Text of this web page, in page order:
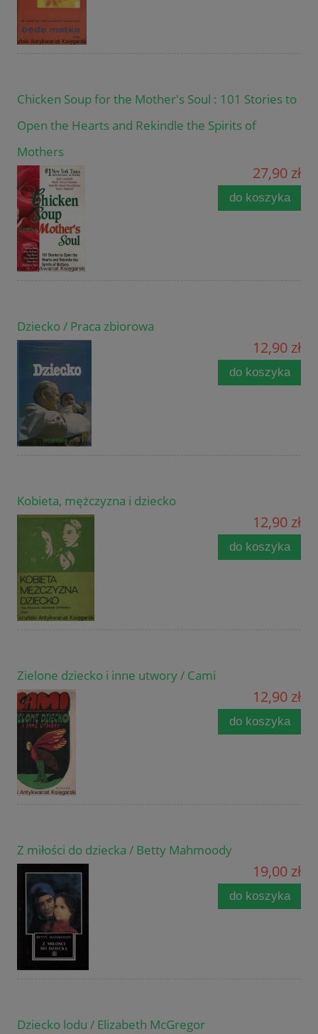
Chicken Soup for the Mother's Soul : 101 Stories to
Open the Hearts and Rekindle the Spirits of
Mothers
27,90 zł
do koszyka
Dziecko / Praca zbiorowa
12,90 zł
do koszyka
Kobieta, mężczyzna i dziecko
12,90 zł
do koszyka
Zielone dziecko i inne utwory / Cami
12,90 zł
do koszyka
Z miłości do dziecka / Betty Mahmoody
19,00 zł
do koszyka
Dziecko lodu / Elizabeth McGregor